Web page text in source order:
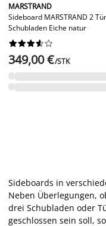
MARSTRAND
Sideboard MARSTRAND 2
Schubladen Eiche natur






349,00 €/STK
Sideboards in
Neben Überlegungen,
drei Schubladen oder
geschlossen sein soll,